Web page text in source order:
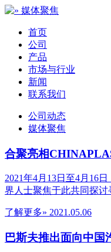
首页
公司
产品
市场与行业
新闻
联系我们
公司动态
媒体聚焦
合聚亮相
2021年4月13日至4月16
界人士聚焦于此共同探
了解更多» 2021.05.06
巴斯夫推出面向中国